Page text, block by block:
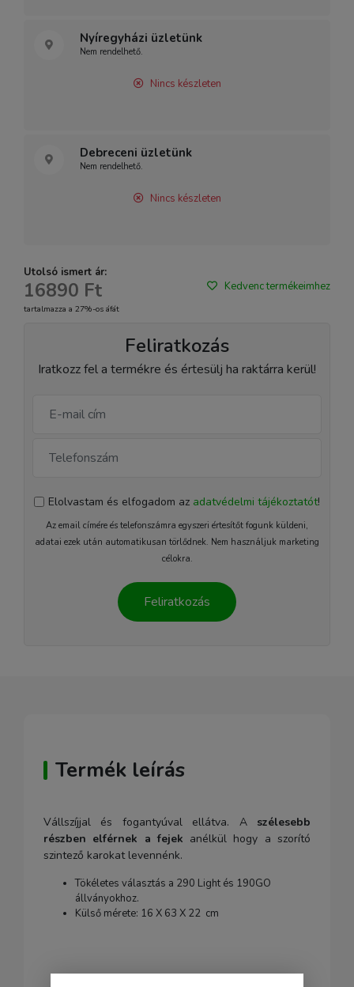
Nyíregyházi üzletünk
Nem rendelhető.
Nincs készleten
Debreceni üzletünk
Nem rendelhető.
Nincs készleten
Utolsó ismert ár:
16890 Ft
tartalmazza a 27%-os áfát
Kedvenc termékeimhez
Feliratkozás
Iratkozz fel a termékre és értesülj ha raktárra kerül!
Elolvastam és elfogadom az adatvédelmi tájékoztatót!
Az email címére és telefonszámra egyszeri értesítőt fogunk küldeni,
adatai ezek után automatikusan törlődnek. Nem használjuk marketing
célokra.
Feliratkozás
Termék leírás
Vállszíjjal és fogantyúval ellátva. A szélesebb
részben elférnek a fejek anélkül hogy a szorító
szintező karokat levennénk.
Tökéletes választás a 290 Light és 190GO
állványokhoz.
Külső mérete: 16 X 63 X 22 cm